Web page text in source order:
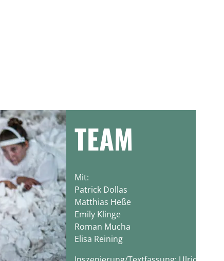
TEAM
Mit:
Patrick Dollas
Matthias Heße
Emily Klinge
Roman Mucha
Elisa Reining